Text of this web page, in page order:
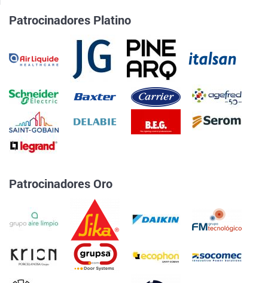
Patrocinadores Platino
Patrocinadores Oro